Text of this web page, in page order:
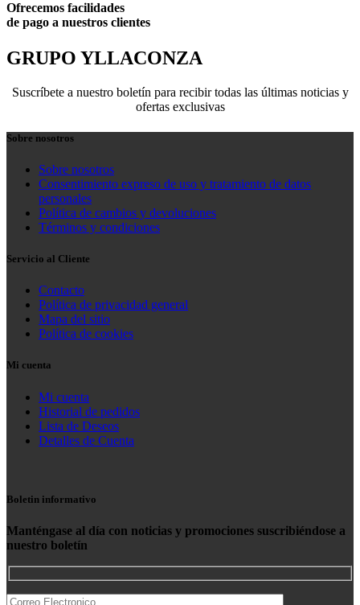
Ofrecemos facilidades
de pago a nuestros clientes
GRUPO YLLACONZA
Suscríbete a nuestro boletín para recibir todas las últimas noticias y
ofertas exclusivas
Sobre nosotros
Sobre nosotros
Consentimiento expreso de uso y tratamiento de datos
personales
Política de cambios y devoluciones
Términos y condiciones
Servicio al Cliente
Contacto
Política de privacidad general
Mapa del sitio
Política de cookies
Mi cuenta
Mi cuenta
Historial de pedidos
Lista de Deseos
Detalles de Cuenta
Boletin informativo
Manténgase al día con noticias y promociones suscribiéndose a
nuestro boletín